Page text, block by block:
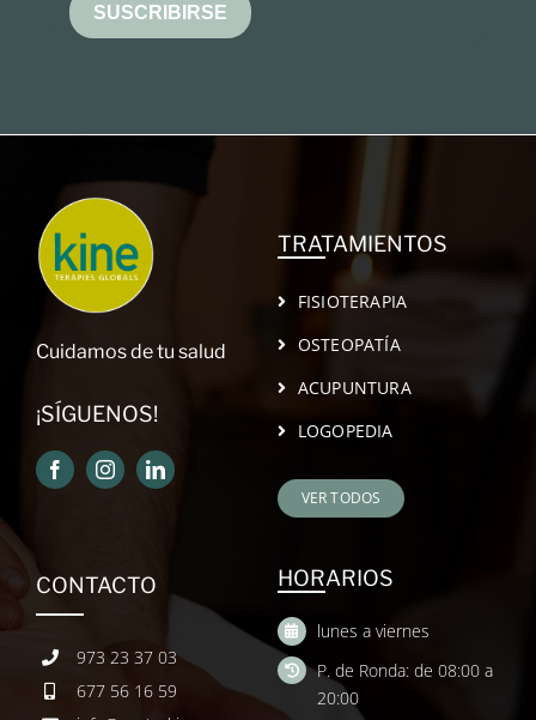
SUSCRIBIRSE
Cuidamos de tu salud
¡SÍGUENOS!
TRATAMIENTOS
FISIOTERAPIA
OSTEOPATÍA
ACUPUNTURA
LOGOPEDIA
VER TODOS
CONTACTO
973 23 37 03
677 56 16 59
HORARIOS
lunes a viernes
P. de Ronda: de 08:00 a
20:00